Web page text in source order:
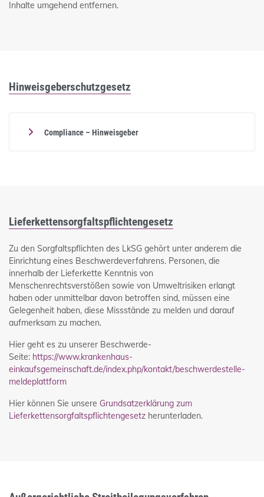
Inhalte umgehend entfernen.
Hinweisgeberschutzgesetz
Compliance – Hinweisgeber
Lieferkettensorgfaltspflichtengesetz
Zu den Sorgfaltspflichten des LkSG gehört unter anderem die
Einrichtung eines Beschwerdeverfahrens. Personen, die
innerhalb der Lieferkette Kenntnis von
Menschenrechtsverstößen sowie von Umweltrisiken erlangt
haben oder unmittelbar davon betroffen sind, müssen eine
Gelegenheit haben, diese Missstände zu melden und darauf
aufmerksam zu machen.
Hier geht es zu unserer Beschwerde-
Seite: https://www.krankenhaus-
einkaufsgemeinschaft.de/index.php/kontakt/beschwerdestelle-
meldeplattform
Hier können Sie unsere Grundsatzerklärung zum
Lieferkettensorgfaltspflichtengesetz herunterladen.